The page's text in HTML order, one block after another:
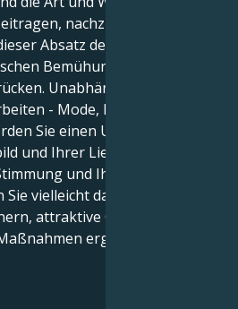
nachzudenken.
Absatz den Leser, sich
Bemühungen
Unabhängig von der
- Mode, Kunst oder
Sie einen Unterschied in
und Ihrer Liebe zum Detail
und Ihre Umgebung
vielleicht das Gefühl, dass
attraktive Gegenstände
ergreifen müssen.